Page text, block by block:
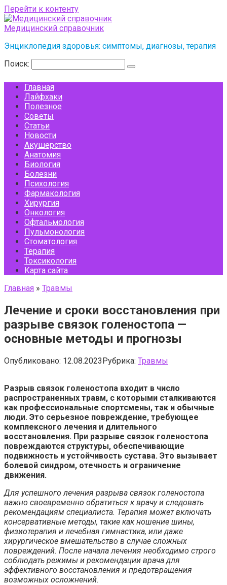
Перейти к контенту
Медицинский справочник
Энциклопедия здоровья: симптомы, диагнозы, терапия
Поиск:
Главная
Лайфхаки
Полезное
Советы
Статьи
Новости
Акушерство
Анатомия
Биология
Болезни
Психология
Фармакология
Хирургия
Онкология
Офтальмология
Пульмонология
Стоматология
Терапия
Токсикология
Карта сайта
Главная » Травмы
Лечение и сроки восстановления при
разрыве связок голеностопа —
основные методы и прогнозы
Опубликовано: 12.08.2023Рубрика: Травмы
Разрыв связок голеностопа входит в число
распространенных травм, с которыми сталкиваются
как профессиональные спортсмены, так и обычные
люди. Это серьезное повреждение, требующее
комплексного лечения и длительного
восстановления. При разрыве связок голеностопа
повреждаются структуры, обеспечивающие
подвижность и устойчивость сустава. Это вызывает
болевой синдром, отечность и ограничение
движения.
Для успешного лечения разрыва связок голеностопа
важно своевременно обратиться к врачу и следовать
рекомендациям специалиста. Терапия может включать
консервативные методы, такие как ношение шины,
физиотерапия и лечебная гимнастика, или даже
хирургическое вмешательство в случае сложных
повреждений. После начала лечения необходимо строго
соблюдать режимы и рекомендации врача для
эффективного восстановления и предотвращения
возможных осложнений.